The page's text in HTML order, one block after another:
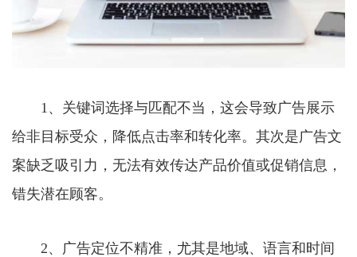
1、关键词选择与匹配不当，这会导致广告展示
给非目标受众，降低点击率和转化率。其次是广告文
案缺乏吸引力，无法有效传达产品价值或促销信息，
错失潜在顾客。
2、广告定位不精准，尤其是地域、语言和时间